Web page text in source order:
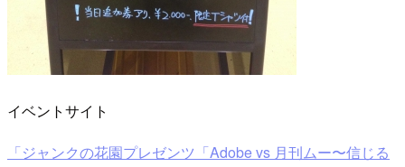
イベントサイト
「ジャンクの花園プレゼンツ「Adobe vs 月刊ムー〜信じる